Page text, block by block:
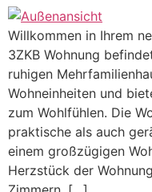
Willkommen in Ihrem
3ZKB Wohnung
ruhigen
Wohneinheiten und
zum Wohlfühlen. Die
praktische als auch
einem großzügigen
Herzstück der